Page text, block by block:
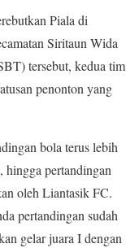
Piala di
Siritaun Wida
tersebut, kedua tim
penonton yang
bola terus lebih
pertandingan
oleh Liantasik FC.
pertandingan sudah
gelar juara I dengan